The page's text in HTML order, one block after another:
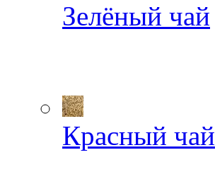
Зелёный чай
Красный чай